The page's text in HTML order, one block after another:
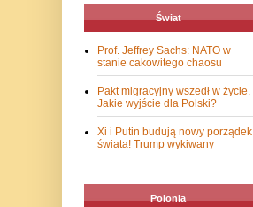
Świat
Prof. Jeffrey Sachs: NATO w
stanie cakowitego chaosu
Pakt migracyjny wszedł w życie.
Jakie wyjście dla Polski?
Xi i Putin budują nowy porządek
świata! Trump wykiwany
Polonia